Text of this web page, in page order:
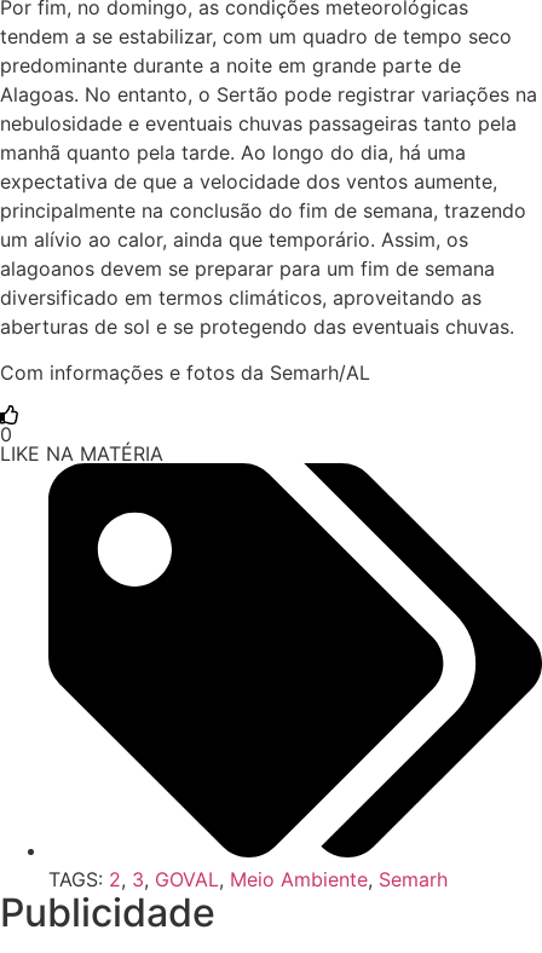
Por fim, no domingo, as condições meteorológicas
tendem a se estabilizar, com um quadro de tempo seco
predominante durante a noite em grande parte de
Alagoas. No entanto, o Sertão pode registrar variações na
nebulosidade e eventuais chuvas passageiras tanto pela
manhã quanto pela tarde. Ao longo do dia, há uma
expectativa de que a velocidade dos ventos aumente,
principalmente na conclusão do fim de semana, trazendo
um alívio ao calor, ainda que temporário. Assim, os
alagoanos devem se preparar para um fim de semana
diversificado em termos climáticos, aproveitando as
aberturas de sol e se protegendo das eventuais chuvas.
Com informações e fotos da Semarh/AL
0
LIKE NA MATÉRIA
TAGS: 2, 3, GOVAL, Meio Ambiente, Semarh
Publicidade